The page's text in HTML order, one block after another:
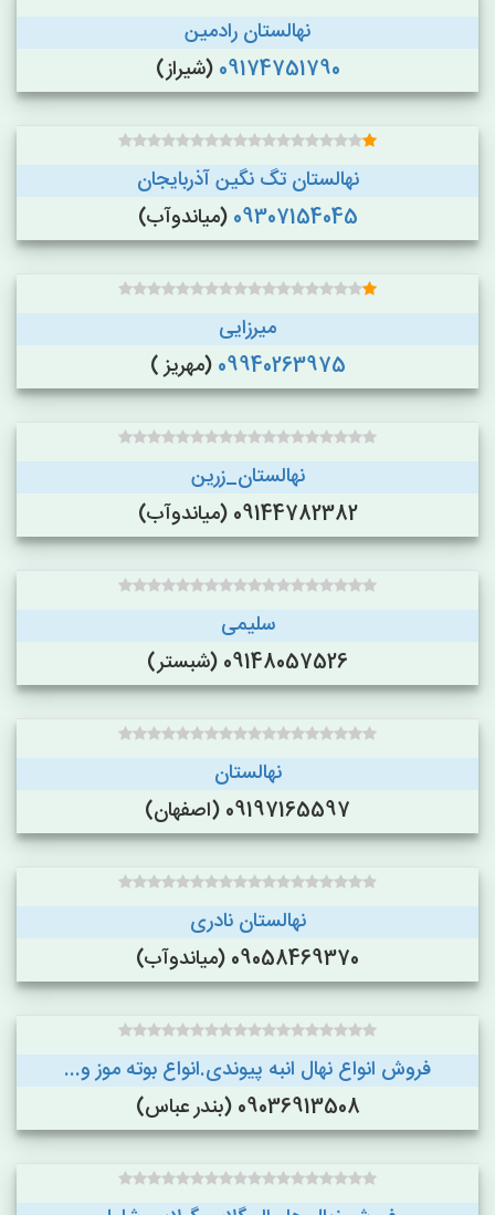
نهالستان رادمین
09174751790 (شیراز)
نهالستان تگ نگین آذربایجان
09307154045 (میاندوآب)
میرزایی
09940263975 (مهریز )
نهالستان_زرین
09144782382 (میاندوآب)
سلیمی
09148057526 (شبستر)
نهالستان
09197165597 (اصفهان)
نهالستان نادری
09058469370 (میاندوآب)
فروش انواع نهال انبه پیوندی.انواع بوته موز و...
09036913508 (بندر عباس)